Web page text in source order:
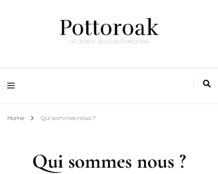
Pottoroak
Le choeur du club Pottoroak
Home Qui sommes nous ?
Qui sommes nous ?